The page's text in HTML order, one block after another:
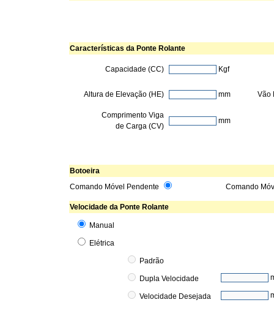
Características da Ponte Rolante
Capacidade (CC) Kgf
Altura de Elevação (HE) mm Vão
Comprimento Viga
de Carga (CV)
mm
Botoeira
Comando Móvel Pendente
Comando
Velocidade da Ponte Rolante
Manual
Elétrica
Padrão
Dupla Velocidade
Velocidade Desejada